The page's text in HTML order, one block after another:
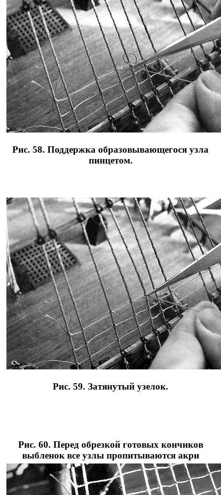
Рис. 58. Поддержка образовывающегося узла
пинцетом.
Рис. 59. Затянутый узелок.
Рис. 60. Перед обрезкой готовых кончиков
выбленок все узлы пропитываются акри